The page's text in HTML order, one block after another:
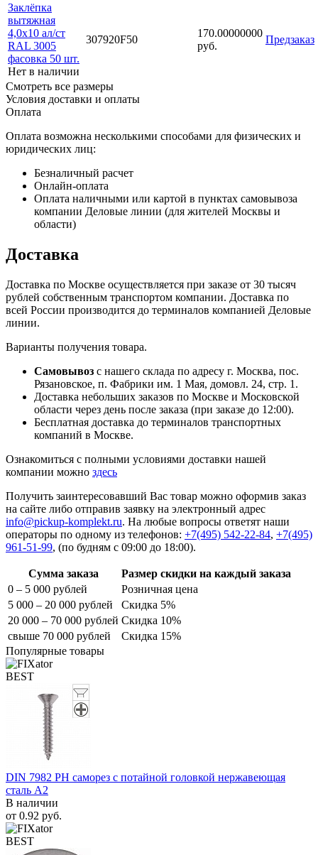
Заклёпка
вытяжная
4,0х10 ал/ст
RAL 3005
фасовка 50 шт.
Нет в наличии
307920F50
170.00000000
руб.
Предзаказ
Смотреть все размеры
Условия доставки и оплаты
Оплата
Оплата возможна несколькими способами для физических и
юридических лиц:
Безналичный расчет
Онлайн-оплата
Оплата наличными или картой в пунктах самовывоза
компании Деловые линии (для жителей Москвы и
области)
Доставка
Доставка по Москве осуществляется при заказе от 30 тысяч
рублей собственным транспортом компании. Доставка по
всей России производится до терминалов компанией Деловые
линии.
Варианты получения товара.
Самовывоз с нашего склада по адресу г. Москва, пос.
Рязановское, п. Фабрики им. 1 Мая, домовл. 24, стр. 1.
Доставка небольших заказов по Москве и Московской
области через день после заказа (при заказе до 12:00).
Бесплатная доставка до терминалов транспортных
компаний в Москве.
Ознакомиться с полными условиями доставки нашей
компании можно здесь
Получить заинтересовавший Вас товар можно оформив заказ
на сайте либо отправив заявку на электронный адрес
info@pickup-komplekt.ru. На любые вопросы ответят наши
операторы по одному из телефонов: +7(495) 542-22-84, +7(495)
961-51-99, (по будням с 09:00 до 18:00).
Сумма заказа
Размер скидки на каждый заказа
0 – 5 000 рублей
Розничная цена
5 000 – 20 000 рублей
Скидка 5%
20 000 – 70 000 рублей Скидка 10%
свыше 70 000 рублей
Скидка 15%
Популярные товары
BEST
DIN 7982 PH саморез с потайной головкой нержавеющая
сталь A2
В наличии
от 0.92 руб.
BEST